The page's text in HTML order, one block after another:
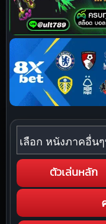
หนังภาคอื่นๆที่เกี่ยวข้
ตัวเล่นหลัก